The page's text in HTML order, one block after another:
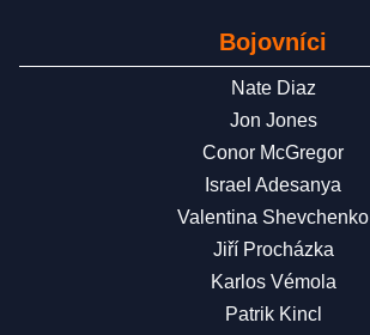
Bojovníci
Nate Diaz
Jon Jones
Conor McGregor
Israel Adesanya
Valentina Shevchenko
Jiří Procházka
Karlos Vémola
Patrik Kincl